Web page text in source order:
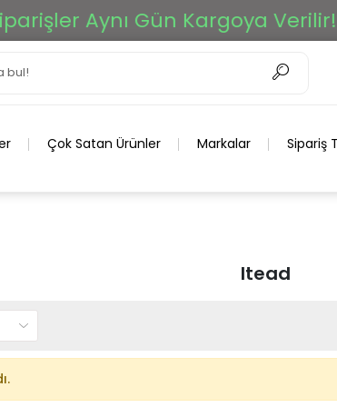
Aynı Gün Kargoya Verilir!
Çok Satan Ürünler Markalar Sipariş
Itead